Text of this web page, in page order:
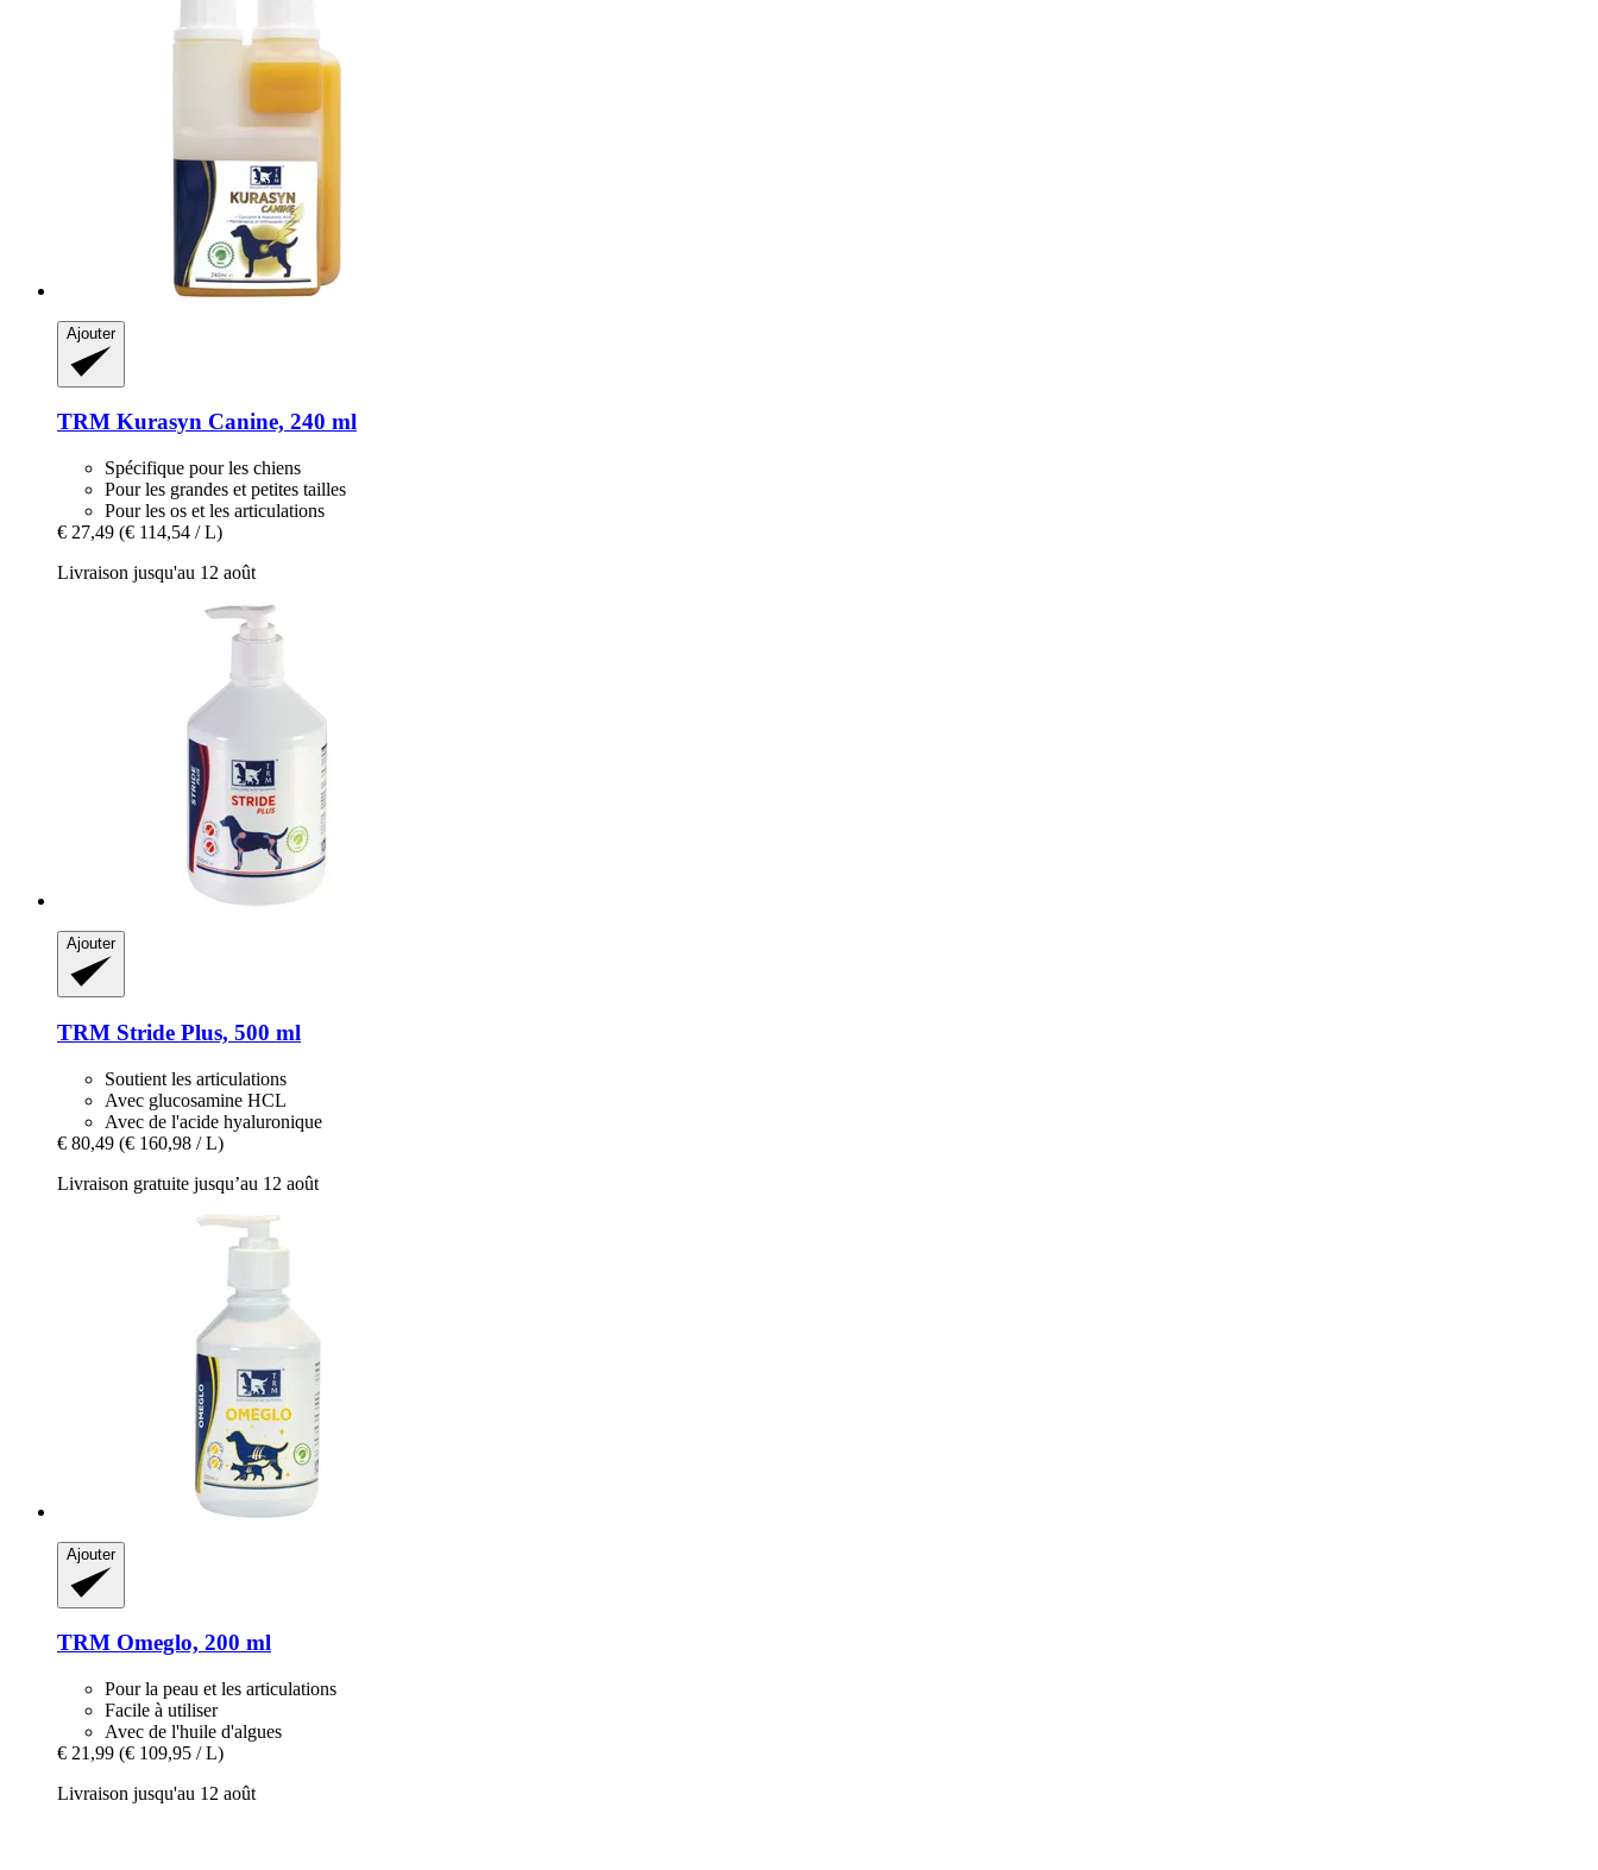
Ajouter
TRM Kurasyn Canine, 240 ml
Spécifique pour les chiens
Pour les grandes et petites tailles
Pour les os et les articulations
€ 27,49 (€ 114,54 / L)
Livraison jusqu'au 12 août
Ajouter
TRM Stride Plus, 500 ml
Soutient les articulations
Avec glucosamine HCL
Avec de l'acide hyaluronique
€ 80,49 (€ 160,98 / L)
Livraison gratuite jusqu’au 12 août
Ajouter
TRM Omeglo, 200 ml
Pour la peau et les articulations
Facile à utiliser
Avec de l'huile d'algues
€ 21,99 (€ 109,95 / L)
Livraison jusqu'au 12 août